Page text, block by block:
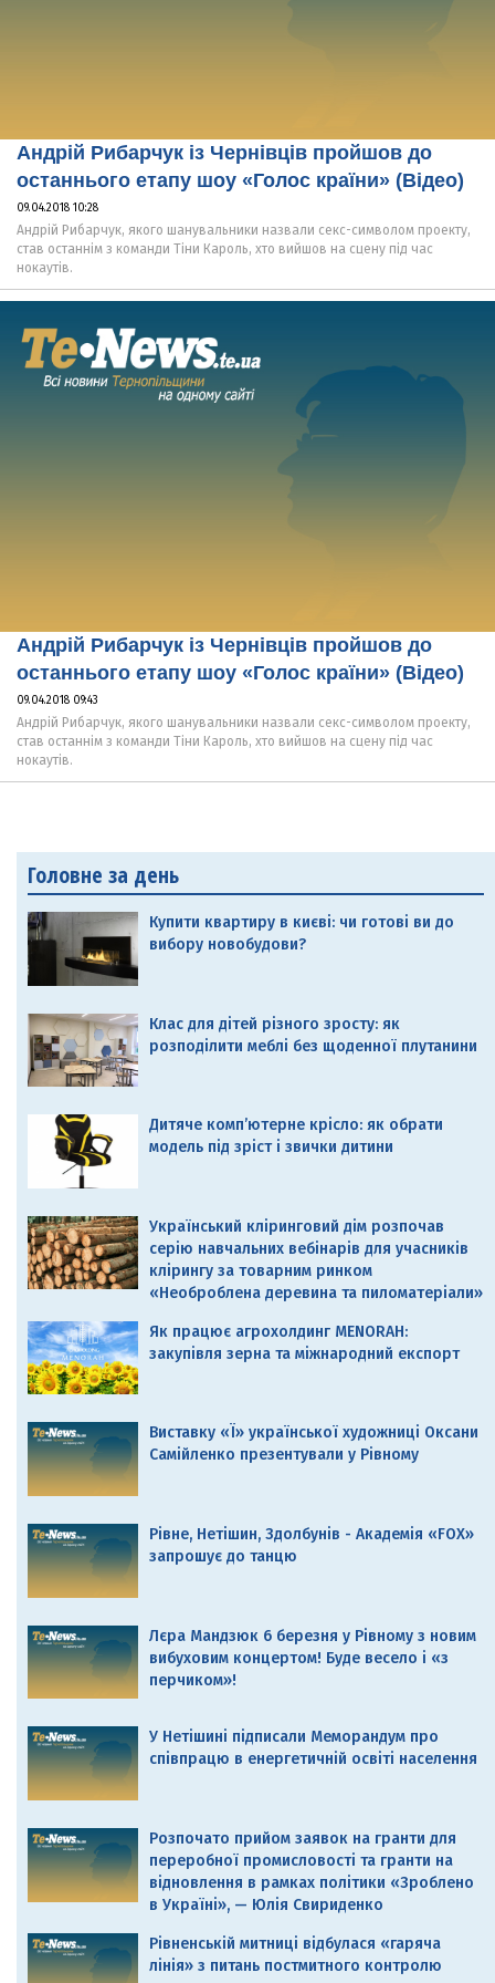
Андрій Рибарчук із Чернівців пройшов до
останнього етапу шоу «Голос країни» (Відео)
09.04.2018 10:28
Андрій Рибарчук, якого шанувальники назвали секс-символом проекту,
став останнім з команди Тіни Кароль, хто вийшов на сцену під час
нокаутів.
Андрій Рибарчук із Чернівців пройшов до
останнього етапу шоу «Голос країни» (Відео)
09.04.2018 09:43
Андрій Рибарчук, якого шанувальники назвали секс-символом проекту,
став останнім з команди Тіни Кароль, хто вийшов на сцену під час
нокаутів.
Головне за день
Купити квартиру в києві: чи готові ви до
вибору новобудови?
Клас для дітей різного зросту: як
розподілити меблі без щоденної плутанини
Дитяче комп’ютерне крісло: як обрати
модель під зріст і звички дитини
Український кліринговий дім розпочав
серію навчальних вебінарів для учасників
клірингу за товарним ринком
«Необроблена деревина та пиломатеріали»
Як працює агрохолдинг MENORAH:
закупівля зерна та міжнародний експорт
Виставку «Ї» української художниці Оксани
Самійленко презентували у Рівному
Рівне, Нетішин, Здолбунів - Академія «FOX»
запрошує до танцю
Лєра Мандзюк 6 березня у Рівному з новим
вибуховим концертом! Буде весело і «з
перчиком»!
У Нетішині підписали Меморандум про
співпрацю в енергетичній освіті населення
Розпочато прийом заявок на гранти для
переробної промисловості та гранти на
відновлення в рамках політики «Зроблено
в Україні», — Юлія Свириденко
Рівненській митниці відбулася «гаряча
лінія» з питань постмитного контролю